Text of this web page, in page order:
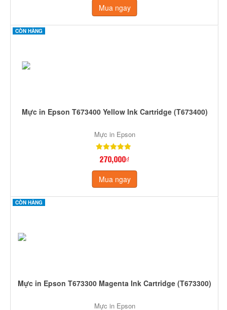
Mua ngay
CÒN HÀNG
Mực in Epson T673400 Yellow Ink Cartridge (T673400)
Mực in Epson
270,000₫
Mua ngay
CÒN HÀNG
Mực in Epson T673300 Magenta Ink Cartridge (T673300)
Mực in Epson